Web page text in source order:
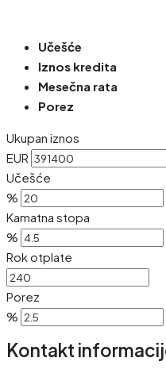
Učešće
Iznos kredita
Mesečna rata
Porez
Ukupan iznos
EUR
Učešće
%
Kamatna stopa
%
Rok otplate
Porez
%
Kontakt